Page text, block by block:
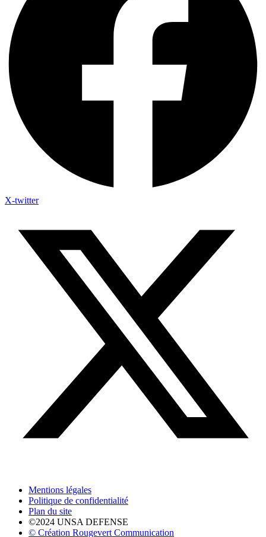
X-twitter
Mentions légales
Politique de confidentialité
Plan du site
©2024 UNSA DEFENSE
© Création Rougevert Communication